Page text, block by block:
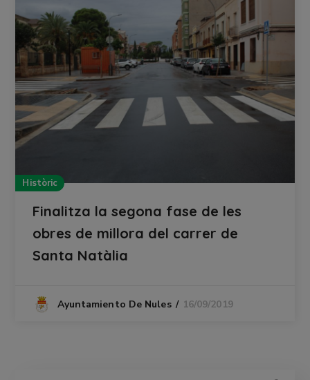
Històric
Finalitza la segona fase de les
obres de millora del carrer de
Santa Natàlia
Ayuntamiento De Nules 16/09/2019